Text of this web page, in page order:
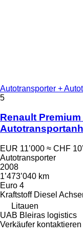
Autotransporter +
5
Renault
EUR 11’000 ≈ CHF
Autotransporter
2008
1’473’040 km
Euro 4
Kraftstoff Diesel
Litauen
UAB Bleiras logistics
Verkäufer kontaktieren